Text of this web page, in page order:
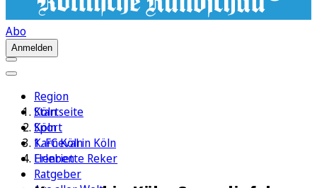
Abo
Anmelden
Region
Köln
Sport
1. FC Köln
Erleben
Ratgeber
Startseite
Köln
Karneval in Köln
Henriette Reker